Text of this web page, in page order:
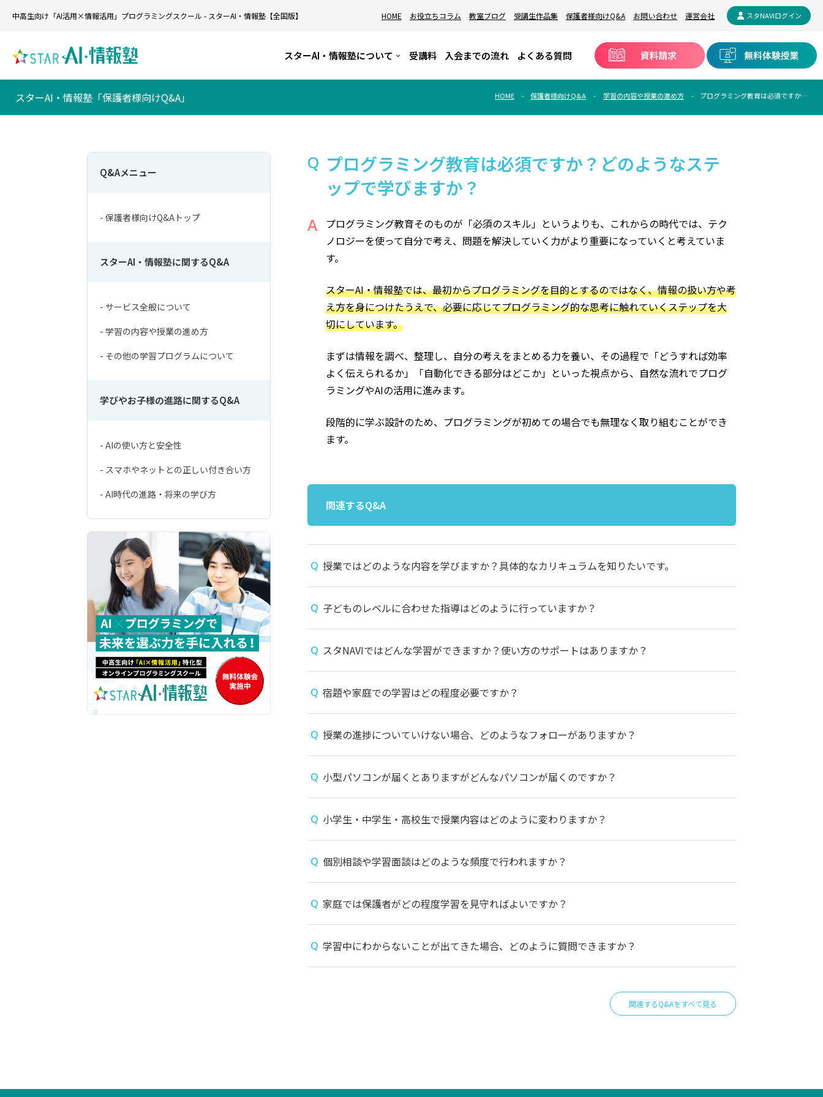
中高生向け「AI活用×情報活用」プログラミングスクール - スターAI・情報塾【全国版】 HOME お役立ちコラム 教室ブログ 受講生作品集 保護者様向けQ&A お問い合わせ 運営会社 スタNAVIログイン
スターAI・情報塾について 受講料 入会までの流れ よくある質問
スターAI・情報塾「保護者様向けQ&A」 HOME 保護者様向けQ&A 学習の内容や授業の進め方 プログラミング教育は必須ですか？どのようなステップで学びますか？
プログラミング教育は必須ですか？どのようなステ
ップで学びますか？
プログラミング教育そのものが「必須のスキル」というよりも、これからの時代では、テク
ノロジーを使って自分で考え、問題を解決していく力がより重要になっていくと考えていま
す。
スターAI・情報塾では、最初からプログラミングを目的とするのではなく、情報の扱い方や考
え方を身につけたうえで、必要に応じてプログラミング的な思考に触れていくステップを大
切にしています。
まずは情報を調べ、整理し、自分の考えをまとめる力を養い、その過程で「どうすれば効率
よく伝えられるか」「自動化できる部分はどこか」といった視点から、自然な流れでプログ
ラミングやAIの活用に進みます。
段階的に学ぶ設計のため、プログラミングが初めての場合でも無理なく取り組むことができ
ます。
関連するQ&A
授業ではどのような内容を学びますか？具体的なカリキュラムを知りたいです。
子どものレベルに合わせた指導はどのように行っていますか？
スタNAVIではどんな学習ができますか？使い方のサポートはありますか？
宿題や家庭での学習はどの程度必要ですか？
授業の進捗についていけない場合、どのようなフォローがありますか？
小型パソコンが届くとありますがどんなパソコンが届くのですか？
小学生・中学生・高校生で授業内容はどのように変わりますか？
個別相談や学習面談はどのような頻度で行われますか？
家庭では保護者がどの程度学習を見守ればよいですか？
学習中にわからないことが出てきた場合、どのように質問できますか？
関連するQ&Aをすべて見る
Q&Aメニュー
- 保護者様向けQ&Aトップ
スターAI・情報塾に関するQ&A
- サービス全般について
- 学習の内容や授業の進め方
- その他の学習プログラムについて
学びやお子様の進路に関するQ&A
- AIの使い方と安全性
- スマホやネットとの正しい付き合い方
- AI時代の進路・将来の学び方